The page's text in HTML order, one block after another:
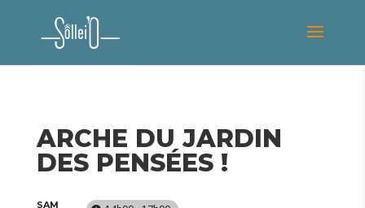
ARCHE DU JARDIN
DES PENSÉES !
SAM